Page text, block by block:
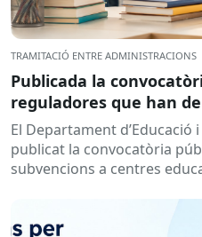
TRAMITACIÓ ENTRE ADMINISTRACIONS
Publicada la
reguladores que han
subvencions a centres
desenvolupament de
inserció, durant el curs
El Departament
publicat la convocatòria
subvencions a centres